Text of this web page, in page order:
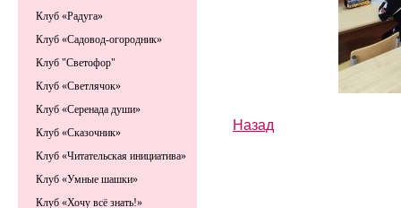
Назад
Клуб «Радуга»
Клуб «Садовод-огородник»
Клуб "Светофор"
Клуб «Светлячок»
Клуб «Серенада души»
Клуб «Сказочник»
Клуб «Читательская инициатива»
Клуб «Умные шашки»
Клуб «Хочу всё знать!»